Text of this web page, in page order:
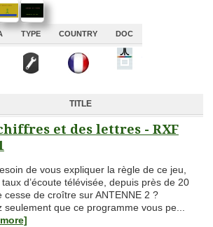
TYPE COUNTRY DOC
A
TITLE
et des lettres - RXF
de vous expliquer la règle de ce jeu,
d’écoute télévisée, depuis près de 20
cesse de croître sur ANTENNE 2 ?
seulement que ce programme vous pe...